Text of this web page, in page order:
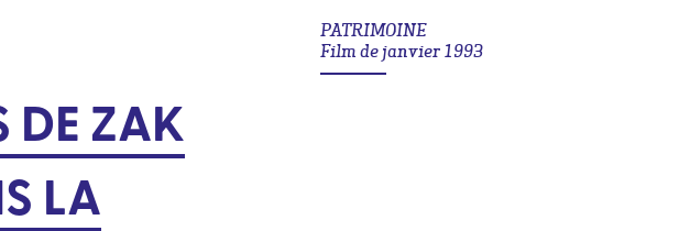
DE ZAK
LA
PATRIMOINE
Film de janvier 1993